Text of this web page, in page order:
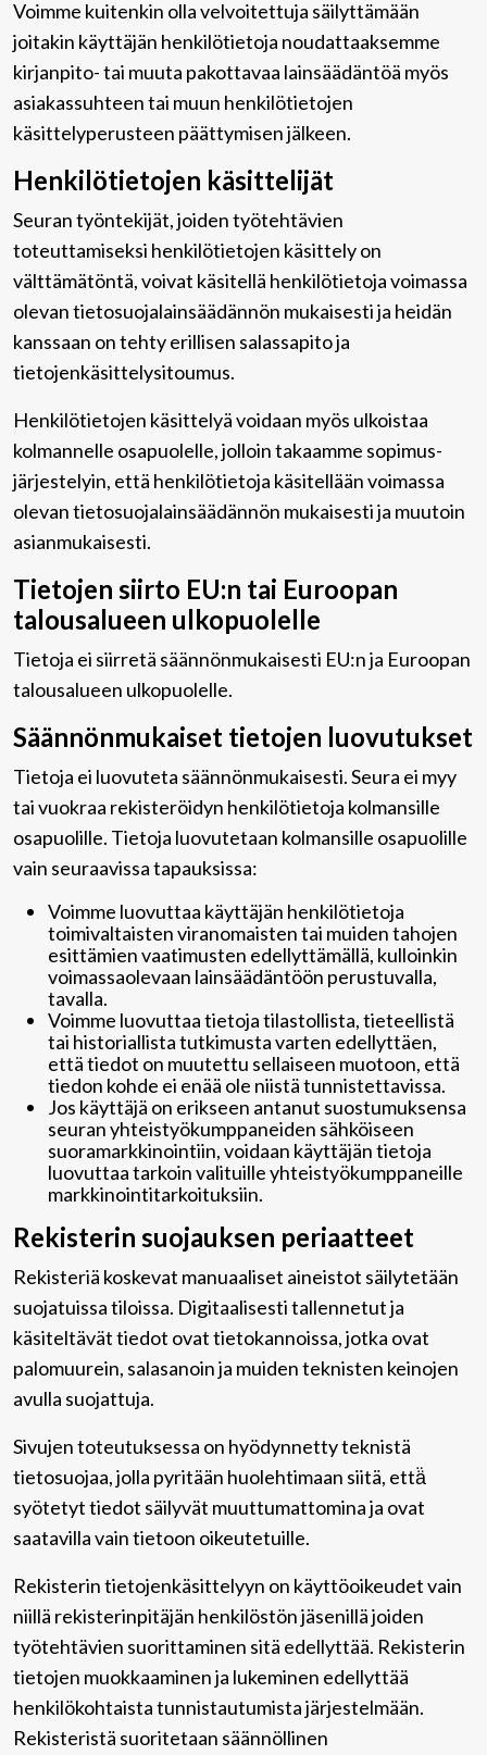
Voimme kuitenkin olla velvoitettuja säilyttämään
joitakin käyttäjän henkilötietoja noudattaaksemme
kirjanpito- tai muuta pakottavaa lainsäädäntöä myös
asiakassuhteen tai muun henkilötietojen
käsittelyperusteen päättymisen jälkeen.
Henkilötietojen käsittelijät
Seuran työntekijät, joiden työtehtävien
toteuttamiseksi henkilötietojen käsittely on
välttämätöntä, voivat käsitellä henkilötietoja voimassa
olevan tietosuojalainsäädännön mukaisesti ja heidän
kanssaan on tehty erillisen salassapito ja
tietojenkäsittelysitoumus.
Henkilötietojen käsittelyä voidaan myös ulkoistaa
kolmannelle osapuolelle, jolloin takaamme sopimus-
järjestelyin, että henkilötietoja käsitellään voimassa
olevan tietosuojalainsäädännön mukaisesti ja muutoin
asianmukaisesti.
Tietojen siirto EU:n tai Euroopan
talousalueen ulkopuolelle
Tietoja ei siirretä säännönmukaisesti EU:n ja Euroopan
talousalueen ulkopuolelle.
Säännönmukaiset tietojen luovutukset
Tietoja ei luovuteta säännönmukaisesti. Seura ei myy
tai vuokraa rekisteröidyn henkilötietoja kolmansille
osapuolille. Tietoja luovutetaan kolmansille osapuolille
vain seuraavissa tapauksissa:
Voimme luovuttaa käyttäjän henkilötietoja
toimivaltaisten viranomaisten tai muiden tahojen
esittämien vaatimusten edellyttämällä, kulloinkin
voimassaolevaan lainsäädäntöön perustuvalla,
tavalla.
Voimme luovuttaa tietoja tilastollista, tieteellistä
tai historiallista tutkimusta varten edellyttäen,
että tiedot on muutettu sellaiseen muotoon, että
tiedon kohde ei enää ole niistä tunnistettavissa.
Jos käyttäjä on erikseen antanut suostumuksensa
seuran yhteistyökumppaneiden sähköiseen
suoramarkkinointiin, voidaan käyttäjän tietoja
luovuttaa tarkoin valituille yhteistyökumppaneille
markkinointitarkoituksiin.
Rekisterin suojauksen periaatteet
Rekisteriä koskevat manuaaliset aineistot säilytetään
suojatuissa tiloissa. Digitaalisesti tallennetut ja
käsiteltävät tiedot ovat tietokannoissa, jotka ovat
palomuurein, salasanoin ja muiden teknisten keinojen
avulla suojattuja.
Sivujen toteutuksessa on hyödynnetty teknistä
tietosuojaa, jolla pyritään huolehtimaan siitä, että̈
syötetyt tiedot säilyvät muuttumattomina ja ovat
saatavilla vain tietoon oikeutetuille.
Rekisterin tietojenkäsittelyyn on käyttöoikeudet vain
niillä rekisterinpitäjän henkilöstön jäsenillä joiden
työtehtävien suorittaminen sitä edellyttää. Rekisterin
tietojen muokkaaminen ja lukeminen edellyttää
henkilökohtaista tunnistautumista järjestelmään.
Rekisteristä suoritetaan säännöllinen